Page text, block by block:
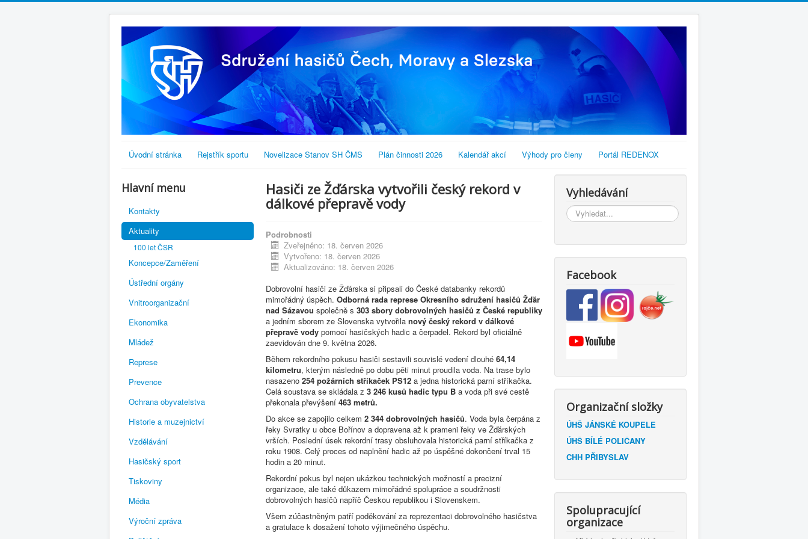
Úvodní stránka Rejstřík sportu Novelizace Stanov SH ČMS Plán činnosti 2026 Kalendář akcí Výhody pro členy Portál REDENOX
Hlavní menu
Kontakty
Aktuality
100 let ČSR
Koncepce/Zaměření
Ústřední orgány
Vnitroorganizační
Ekonomika
Mládež
Represe
Prevence
Ochrana obyvatelstva
Historie a muzejnictví
Vzdělávání
Hasičský sport
Tiskoviny
Média
Výroční zpráva
Hasiči ze Žďárska vytvořili český rekord v
dálkové přepravě vody
Podrobnosti
Zveřejněno: 18. červen 2026
Vytvořeno: 18. červen 2026
Aktualizováno: 18. červen 2026
Dobrovolní hasiči ze Žďárska si připsali do České databanky rekordů
mimořádný úspěch. Odborná rada represe Okresního sdružení hasičů Žďár
nad Sázavou společně s 303 sbory dobrovolných hasičů z České republiky
a jedním sborem ze Slovenska vytvořila nový český rekord v dálkové
přepravě vody pomocí hasičských hadic a čerpadel. Rekord byl oficiálně
zaevidován dne 9. května 2026.
Během rekordního pokusu hasiči sestavili souvislé vedení dlouhé 64,14
kilometru, kterým následně po dobu pěti minut proudila voda. Na trase bylo
nasazeno 254 požárních stříkaček PS12 a jedna historická parní stříkačka.
Celá soustava se skládala z 3 246 kusů hadic typu B a voda při své cestě
překonala převýšení 463 metrů.
Do akce se zapojilo celkem 2 344 dobrovolných hasičů. Voda byla čerpána z
řeky Svratky u obce Bořínov a dopravena až k prameni řeky ve Žďárských
vrších. Poslední úsek rekordní trasy obsluhovala historická parní stříkačka z
roku 1908. Celý proces od naplnění hadic až po úspěšné dokončení trval 15
hodin a 20 minut.
Rekordní pokus byl nejen ukázkou technických možností a precizní
organizace, ale také důkazem mimořádné spolupráce a soudržnosti
dobrovolných hasičů napříč Českou republikou i Slovenskem.
Všem zúčastněným patří poděkování za reprezentaci dobrovolného hasičstva
a gratulace k dosažení tohoto výjimečného úspěchu.
Vyhledávání
Vyhledávání...
Facebook
Organizační složky
ÚHŠ JÁNSKÉ KOUPELE
ÚHŠ BÍLÉ POLIČANY
CHH PŘIBYSLAV
Spolupracující
organizace